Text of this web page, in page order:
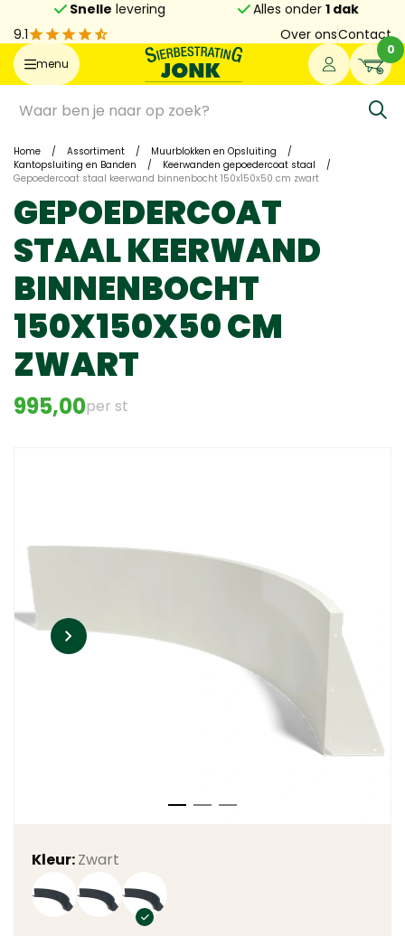
Snelle levering Alles onder 1 dak
9.1
Over onsContact
menu
0
Home / Assortiment / Muurblokken en Opsluiting
/
Kantopsluiting en Banden
/ Keerwanden gepoedercoat staal
/
Gepoedercoat staal keerwand binnenbocht 150x150x50 cm zwart
GEPOEDERCOAT
STAAL KEERWAND
BINNENBOCHT
150X150X50 CM
ZWART
995,00per st
Kleur:Zwart